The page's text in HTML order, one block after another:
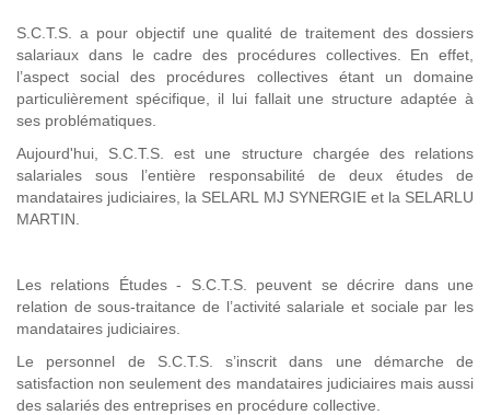
S.C.T.S. a pour objectif une qualité de traitement des dossiers
salariaux dans le cadre des procédures collectives. En effet,
l’aspect social des procédures collectives étant un domaine
particulièrement spécifique, il lui fallait une structure adaptée à
ses problématiques.
Aujourd'hui, S.C.T.S. est une structure chargée des relations
salariales sous l’entière responsabilité de deux études de
mandataires judiciaires, la SELARL MJ SYNERGIE et la SELARLU
MARTIN.
Les relations Études - S.C.T.S. peuvent se décrire dans une
relation de sous-traitance de l’activité salariale et sociale par les
mandataires judiciaires.
Le personnel de S.C.T.S. s’inscrit dans une démarche de
satisfaction non seulement des mandataires judiciaires mais aussi
des salariés des entreprises en procédure collective.